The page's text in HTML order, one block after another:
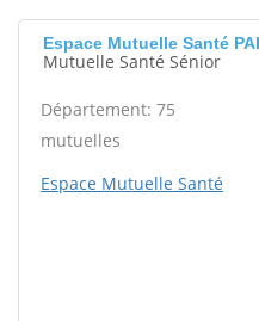
Espace Mutuelle Santé
Mutuelle Santé Sénior
Département: 75
mutuelles
Espace Mutuelle Santé